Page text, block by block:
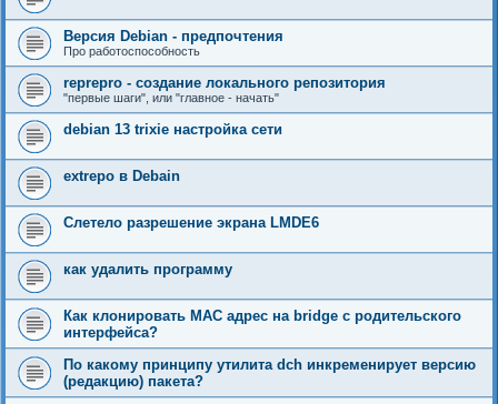
Версия Debian - предпочтения
Про работоспособность
reprepro - создание локального репозитория
"первые шаги", или "главное - начать"
debian 13 trixie настройка сети
extrepo в Debain
Слетело разрешение экрана LMDE6
как удалить программу
Как клонировать MAC адрес на bridge с родительского
интерфейса?
По какому принципу утилита dch инкременирует версию
(редакцию) пакета?